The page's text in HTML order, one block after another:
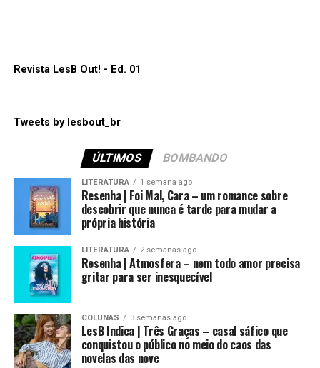
em uma nova fase
Compartilhe isso:
Mais
Curtir isso:
Espero que gostem. Até a próxima!
Curtir isso:
Revista LesB Out! - Ed. 01
Tweets by lesbout_br
ÚLTIMOS BOMBANDO
LITERATURA 1 semana ago
Resenha | Foi Mal, Cara – um romance sobre
descobrir que nunca é tarde para mudar a
própria história
LITERATURA 2 semanas ago
Resenha | Atmosfera – nem todo amor precisa
gritar para ser inesquecível
COLUNAS 3 semanas ago
LesB Indica | Três Graças – casal sáfico que
conquistou o público no meio do caos das
novelas das nove